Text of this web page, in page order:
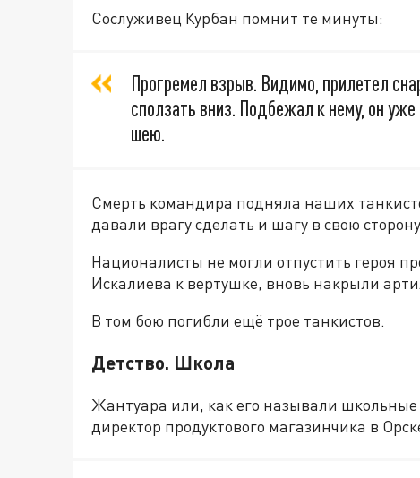
Сослуживец Курбан помнит те минуты:
Прогремел взрыв. Видимо, прилетел
сползать вниз. Подбежал к нему, он
шею.
Смерть командира подняла наших
давали врагу сделать и шагу в свою
Националисты не могли отпустить героя
Искалиева к вертушке, вновь накрыли
В том бою погибли ещё трое танкистов.
Детство. Школа
Жантуара или, как его называли
директор продуктового магазинчика в